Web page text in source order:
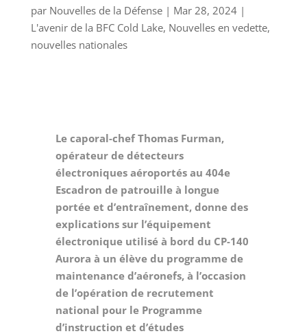
par Nouvelles de la Défense| Mar 28, 2024|
L'avenir de la BFC Cold Lake, Nouvelles en vedette,
nouvelles nationales
Le caporal-chef Thomas Furman,
opérateur de détecteurs
électroniques aéroportés au 404e
Escadron de patrouille à longue
portée et d’entraînement, donne des
explications sur l’équipement
électronique utilisé à bord du CP-140
Aurora à un élève du programme de
maintenance d’aéronefs, à l’occasion
de l’opération de recrutement
national pour le Programme
d’instruction et d’études